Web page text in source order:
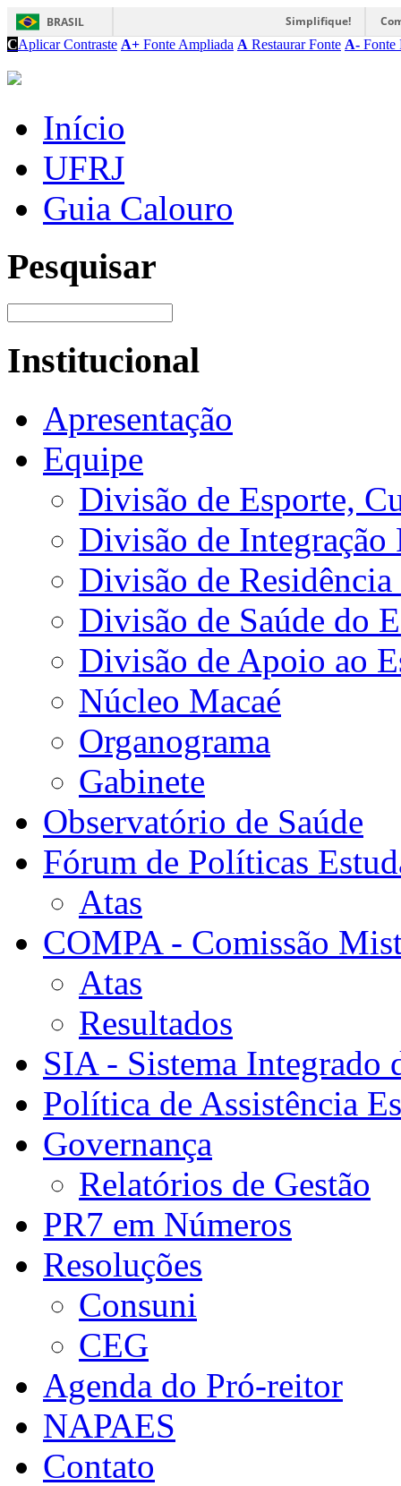
BRASIL Simplifique!
CAplicar Contraste A+ Fonte Ampliada A Restaurar Fonte A- Fonte
Início
UFRJ
Guia Calouro
Pesquisar
Institucional
Apresentação
Equipe
Divisão de Esporte,
Divisão de Integração
Divisão de
Divisão de Saúde do
Divisão de Apoio ao
Núcleo Macaé
Organograma
Gabinete
Observatório de Saúde
Fórum de Políticas
Atas
COMPA - Comissão
Atas
Resultados
SIA - Sistema Integrado
Política de Assistência
Governança
Relatórios de Gestão
PR7 em Números
Resoluções
Consuni
CEG
Agenda do Pró-reitor
NAPAES
Contato